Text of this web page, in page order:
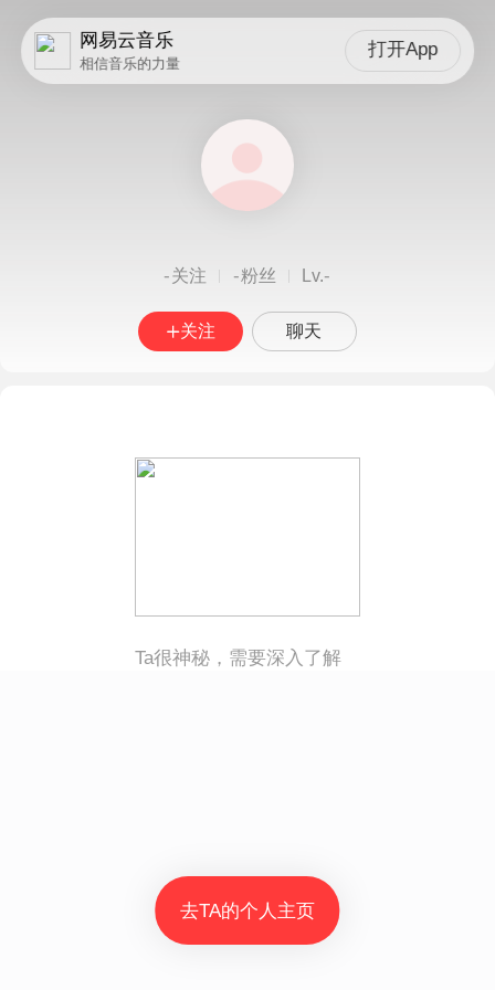
网易云音乐
相信音乐的力量
打开App
-关注 -粉丝 Lv.-
关注 聊天
Ta很神秘，需要深入了解
去TA的个人主页